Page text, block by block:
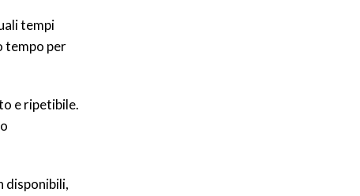
tempi
tempo per
e ripetibile.
disponibili,